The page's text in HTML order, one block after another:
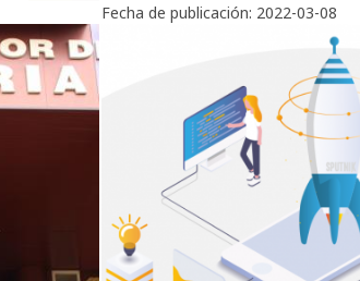
Fecha de publicación: 2022-03-08